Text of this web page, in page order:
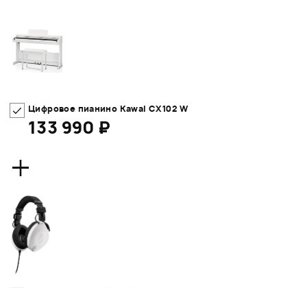
Цифровое пианино Kawai CX102 W
133 990 ₽
+